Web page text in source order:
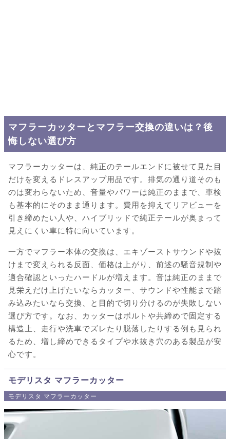
マフラーカッターとマフラー交換の違いは？後
悔しない選び方
マフラーカッターは、純正のテールエンドに被せて見た目
だけを変えるドレスアップ用品です。排気の通り道そのも
のは変わらないため、音量やパワーは純正のままで、車検
も基本的にそのまま通ります。費用を抑えてリアビューを
引き締めたい人や、ハイブリッドで純正テールが奥まって
見えにくい車に特に向いています。
一方でマフラー本体の交換は、エキゾーストサウンドや抜
けまで変えられる反面、価格は上がり、前述の騒音規制や
適合確認といったハードルが増えます。音は純正のままで
見栄えだけ上げたいならカッター、サウンドや性能まで踏
み込みたいなら交換、と目的で切り分けるのが失敗しない
選び方です。なお、カッターはボルトや共締めで固定する
構造上、走行や洗車でズレたり脱落したりする例も見られ
るため、増し締めできるタイプや水抜き穴のある製品が安
心です。
モデリスタ マフラーカッター
モデリスタ マフラーカッター